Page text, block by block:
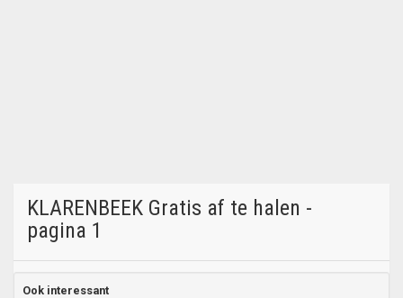
KLARENBEEK Gratis af te halen -
pagina 1
Ook interessant